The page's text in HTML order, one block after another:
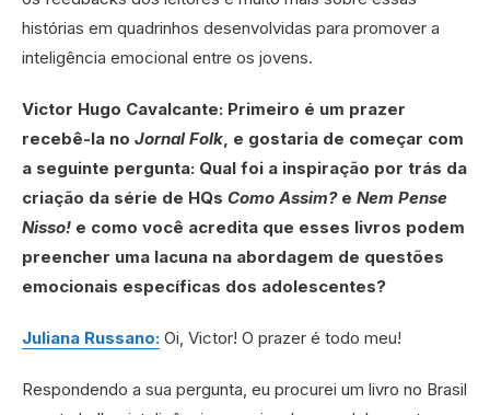
histórias em quadrinhos desenvolvidas para promover a
inteligência emocional entre os jovens.
Victor Hugo Cavalcante: Primeiro é um prazer
recebê-la no Jornal Folk , e gostaria de começar com
a seguinte pergunta: Qual foi a inspiração por trás da
criação da série de HQs Como Assim?e Nem Pense
Nisso! e como você acredita que esses livros podem
preencher uma lacuna na abordagem de questões
emocionais específicas dos adolescentes?
Juliana Russano: Oi, Victor! O prazer é todo meu!
Respondendo a sua pergunta, eu procurei um livro no Brasil